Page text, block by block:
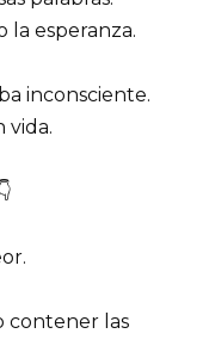
la esperanza.
inconsciente.
vida.
contener las